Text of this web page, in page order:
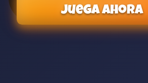
Juega ahora